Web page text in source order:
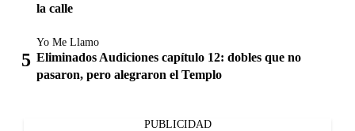
la calle
Yo Me Llamo
Eliminados Audiciones capítulo 12: dobles que no
pasaron, pero alegraron el Templo
PUBLICIDAD